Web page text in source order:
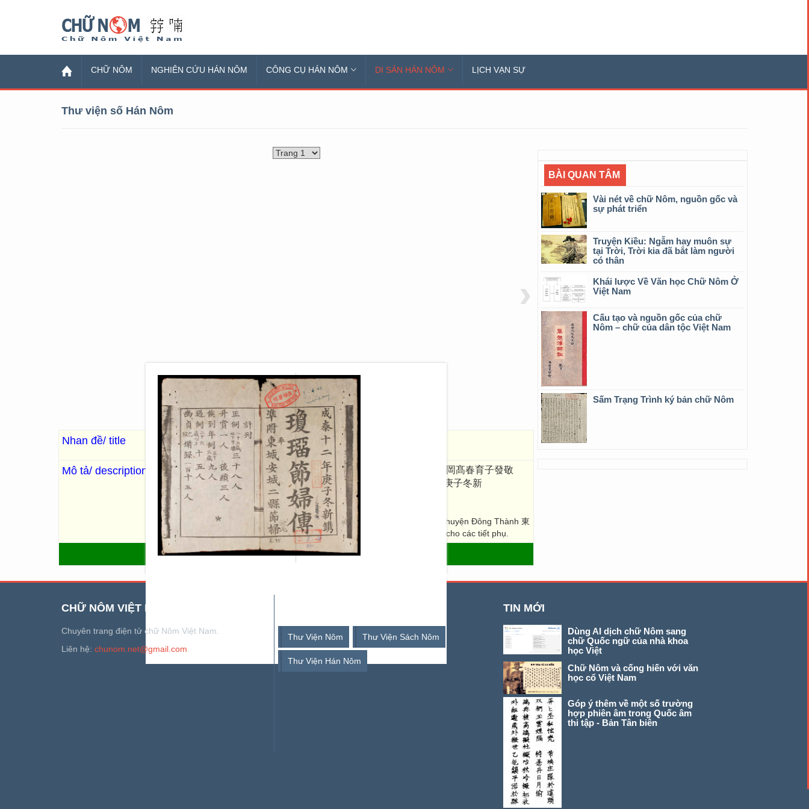
CHỮ NÔM NGHIÊN CỨU HÁN NÔM CÔNG CỤ HÁN NÔM DI SẢN HÁN NÔM LỊCH VẠN SỰ
Thư viện số Hán Nôm
›
Nhan đề/ title Quỳnh Lưu tiết phụ truyện瓊璢節婦傳
Mô tả/ description . Phạm Đình Toát , Long Cương Cao Xuân Dục Tử Phát kính tự
范廷撮, 龍岡髙春育子發敬
序, Thành Thái thập nhị niên Canh Tí đông tân thuyên [1900]
成泰十二年庚子冬新
鎸. 50 Images; 26 x 15
Nội dung ghi lại tiểu sử tiết phụ huyện Quỳnh Lưu 瓊璢 và phụ chép thêm 2 huyện Đông Thành 東
城, Yên Thành 安城 tỉnh Nghệ An 乂安. Cuối cùng là trình xin phong thưởng cho các tiết phụ.
QUAY LẠI- THƯ VIỆN SỐ HÁN NÔM
BÀI QUAN TÂM
Vài nét về chữ Nôm, nguồn gốc và
sự phát triển
Truyện Kiều: Ngẫm hay muôn sự
tại Trời, Trời kia đã bắt làm người
có thân
Khái lược Về Văn học Chữ Nôm Ở
Việt Nam
Cấu tạo và nguồn gốc của chữ
Nôm – chữ của dân tộc Việt Nam
Sấm Trạng Trình ký bản chữ Nôm
CHỮ NÔM VIỆT NAM
Chuyên trang điện tử chữ Nôm Việt Nam.
Liên hệ: chunom.net@gmail.com
Thư Viện Nôm Thư Viện Sách Nôm
Thư Viện Hán Nôm
TIN MỚI
Dùng AI dịch chữ Nôm sang
chữ Quốc ngữ của nhà khoa
học Việt
Chữ Nôm và cống hiến với văn
học cổ Việt Nam
Góp ý thêm về một số trường
hợp phiên âm trong Quốc âm
thi tập - Bản Tân biên